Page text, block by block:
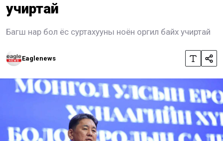
учиртай
Багш нар бол ёс суртахууны ноён оргил байх учиртай
Eaglenews